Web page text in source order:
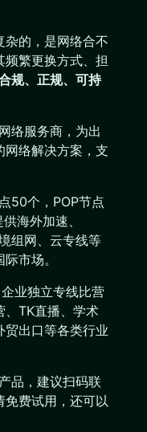
杂的，是网络合不
繁更换方式、担
规、正规、可持
络服务商，为出
网络解决方案，支
50个，POP节点
海外加速、
组网、云专线等
市场。
业独立专线比营
、TK直播、学术
贸出口等各类行业
品，建议扫码联
免费试用，还可以